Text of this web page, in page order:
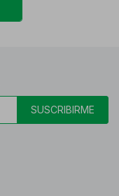
SUSCRIBIRME